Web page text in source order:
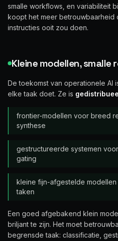
smalle workflows, en variabiliteit
koopt het meer betrouwbaarheid
instructies ooit zou doen.
Kleine modellen, smalle
De toekomst van operationele AI
elke taak doet. Ze is
frontier-modellen voor breed
synthese
gestructureerde systemen
gating
kleine fijn-afgestelde
taken
Een goed afgebakend klein
briljant te zijn. Het moet
begrensde taak: classificatie,